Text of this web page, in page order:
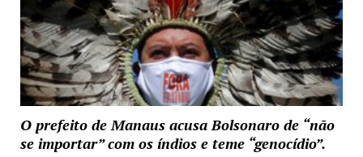
O prefeito de Manaus acusa Bolsonaro de “não
se importar” com os índios e teme “genocídio”.